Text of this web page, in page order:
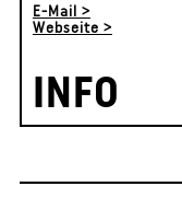
E-Mail >
Webseite >
INFO